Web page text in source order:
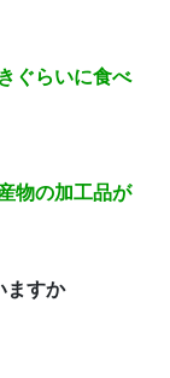
ぐらいに食べ
物の加工品が
ますか